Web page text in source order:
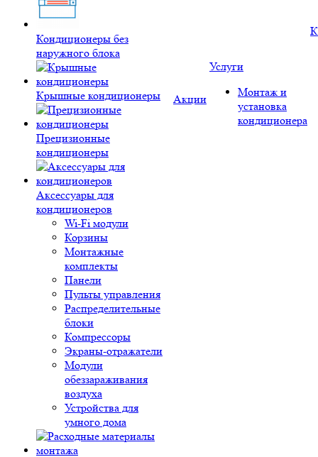
Кондиционеры без
наружного блока
Крышные кондиционеры
Прецизионные
кондиционеры
Аксессуары для
кондиционеров
Wi-Fi модули
Корзины
Монтажные
комплекты
Панели
Пульты управления
Распределительные
блоки
Компрессоры
Экраны-отражатели
Модули
обеззараживания
воздуха
Устройства для
умного дома
Акции
Услуги
Монтаж и
установка
кондиционера